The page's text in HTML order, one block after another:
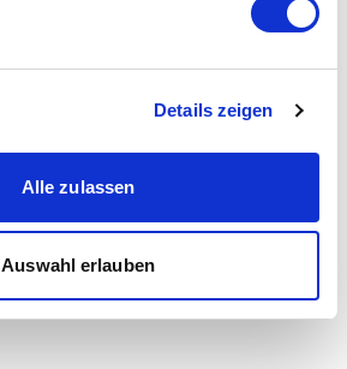
Details zeigen
Alle zulassen
Auswahl erlauben